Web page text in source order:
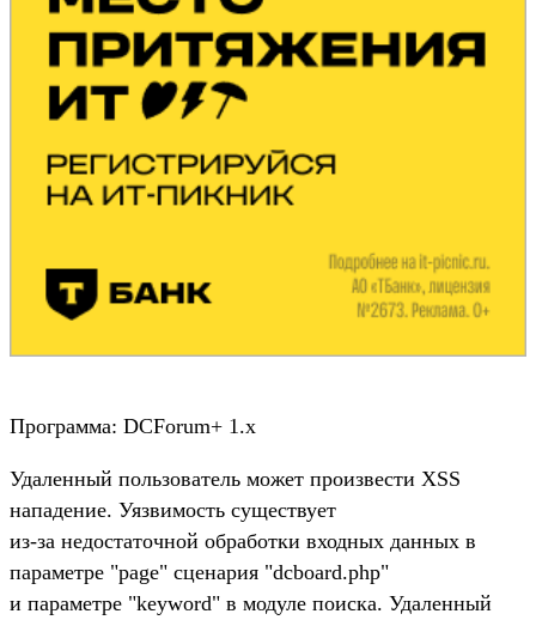
Программа: DCForum+ 1.х
Удаленный пользователь может произвести XSS
нападение. Уязвимость существует
из-за недостаточной обработки входных данных в
параметре "page" сценария "dcboard.php"
и параметре "keyword" в модуле поиска. Удаленный